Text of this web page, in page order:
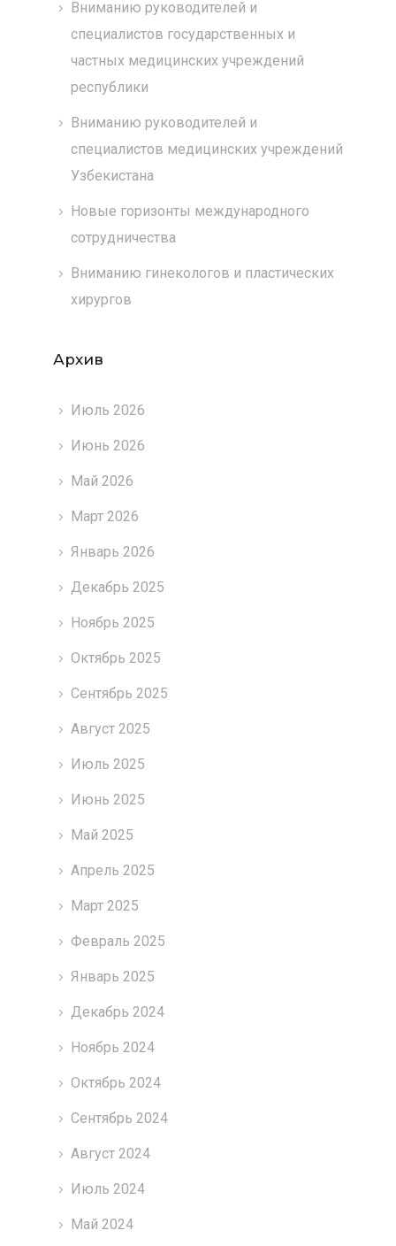
Вниманию руководителей и
специалистов государственных и
частных медицинских учреждений
республики
Вниманию руководителей и
специалистов медицинских учреждений
Узбекистана
Новые горизонты международного
сотрудничества
Вниманию гинекологов и пластических
хирургов
Архив
Июль 2026
Июнь 2026
Май 2026
Март 2026
Январь 2026
Декабрь 2025
Ноябрь 2025
Октябрь 2025
Сентябрь 2025
Август 2025
Июль 2025
Июнь 2025
Май 2025
Апрель 2025
Март 2025
Февраль 2025
Январь 2025
Декабрь 2024
Ноябрь 2024
Октябрь 2024
Сентябрь 2024
Август 2024
Июль 2024
Май 2024